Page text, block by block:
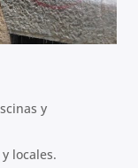
y
locales.